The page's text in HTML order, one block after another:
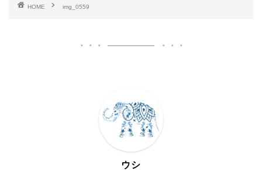
HOME img_0559
ウシ